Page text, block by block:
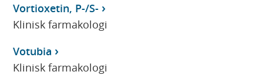
Vortioxetin, P-/S-
Klinisk farmakologi
Votubia
Klinisk farmakologi